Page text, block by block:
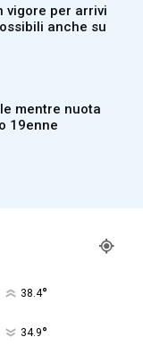
vigore per arrivi
anche su
mentre nuota
19enne
38.4°
34.9°